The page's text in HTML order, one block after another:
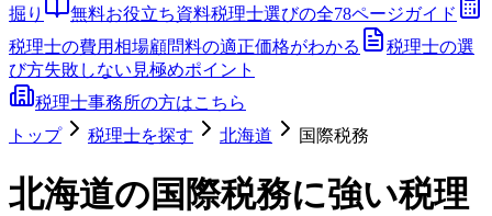
掘り
無料お役立ち資料税理士選びの全78ページガイド
税理士の費用相場顧問料の適正価格がわかる
税理士の選
び方失敗しない見極めポイント
税理士事務所の方はこちら
トップ
税理士を探す 北海道 国際税務
北海道の国際税務に強い税理